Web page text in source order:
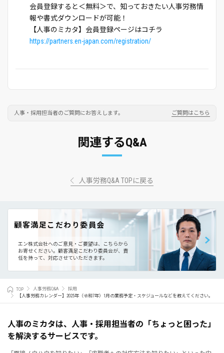
会員登録すると＜無料＞で、知っておきたい人事労務情
報や書式ダウンロードが可能！
【人事のミカタ】会員登録ページはコチラ
https://partners.en-japan.com/registration/
人事・採用担当者のご質問にお答えします。 ご質問はこちら
関連するQ&A
人事労務Q&A TOPに戻る
顧客満足こだわり委員会
エン株式会社へのご意見・ご要望は、こちらから
お寄せください。 顧客満足こだわり委員会が、責
任を持って、対応させていただきます。
TOP 人事労務Q&A
採用
【人事労務カレンダー】2025年（令和7年）1月の業務予定・スケジュールなどを教えてください。
人事のミカタは、人事・採用担当者の「ちょっと困った」
を解決するサービスです。